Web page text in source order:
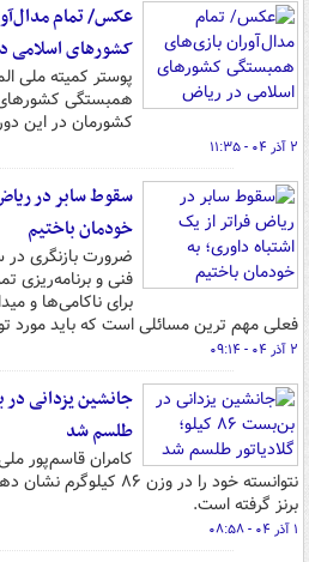
عکس/ تمام
کشورهای اسلامی
پوستر کمیته ملی
همبستگی
کشورمان در این
۲ آذر ۰۴ - ۱۱:۳۵
سقوط سابر در
خودمان باختیم
ضرورت بازنگری در
فنی‌ و برنامه‌ریزی
برای ناکامی‌ها و
فعلی مهم ترین مسائلی است که باید مورد
۲ آذر ۰۴ - ۰۹:۱۴
طلسم شد
کامران قاسم‌پور
برنز گرفته است.
۱ آذر ۰۴ - ۰۸:۵۸